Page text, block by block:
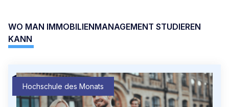
WO MAN IMMOBILIENMANAGEMENT STUDIEREN
KANN
Hochschule des Monats